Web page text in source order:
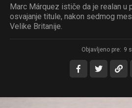
Marc Márquez ističe da je realan u
osvajanje titule, nakon sedmog
Velike Britanije.
Objavljeno pre: 9